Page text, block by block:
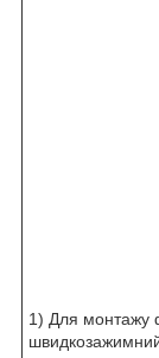
1) Для монтажу